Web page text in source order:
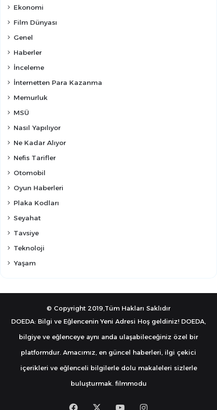
Ekonomi
Film Dünyası
Genel
Haberler
İnceleme
İnternetten Para Kazanma
Memurluk
MSÜ
Nasıl Yapılıyor
Ne Kadar Alıyor
Nefis Tarifler
Otomobil
Oyun Haberleri
Plaka Kodları
Seyahat
Tavsiye
Teknoloji
Yaşam
© Copyright 2019,Tüm Hakları Saklıdır
DOEDA: Bilgi ve Eğlencenin Yeni Adresi Hoş geldiniz! DOEDA,
bilgiye ve eğlenceye aynı anda ulaşabileceğiniz özel bir
platformdur. Amacımız, en güncel haberleri, ilgi çekici
içerikleri ve eğlenceli bilgilerle dolu makaleleri sizlerle
buluşturmak. filmmodu
FacebookYouTubeInstagram